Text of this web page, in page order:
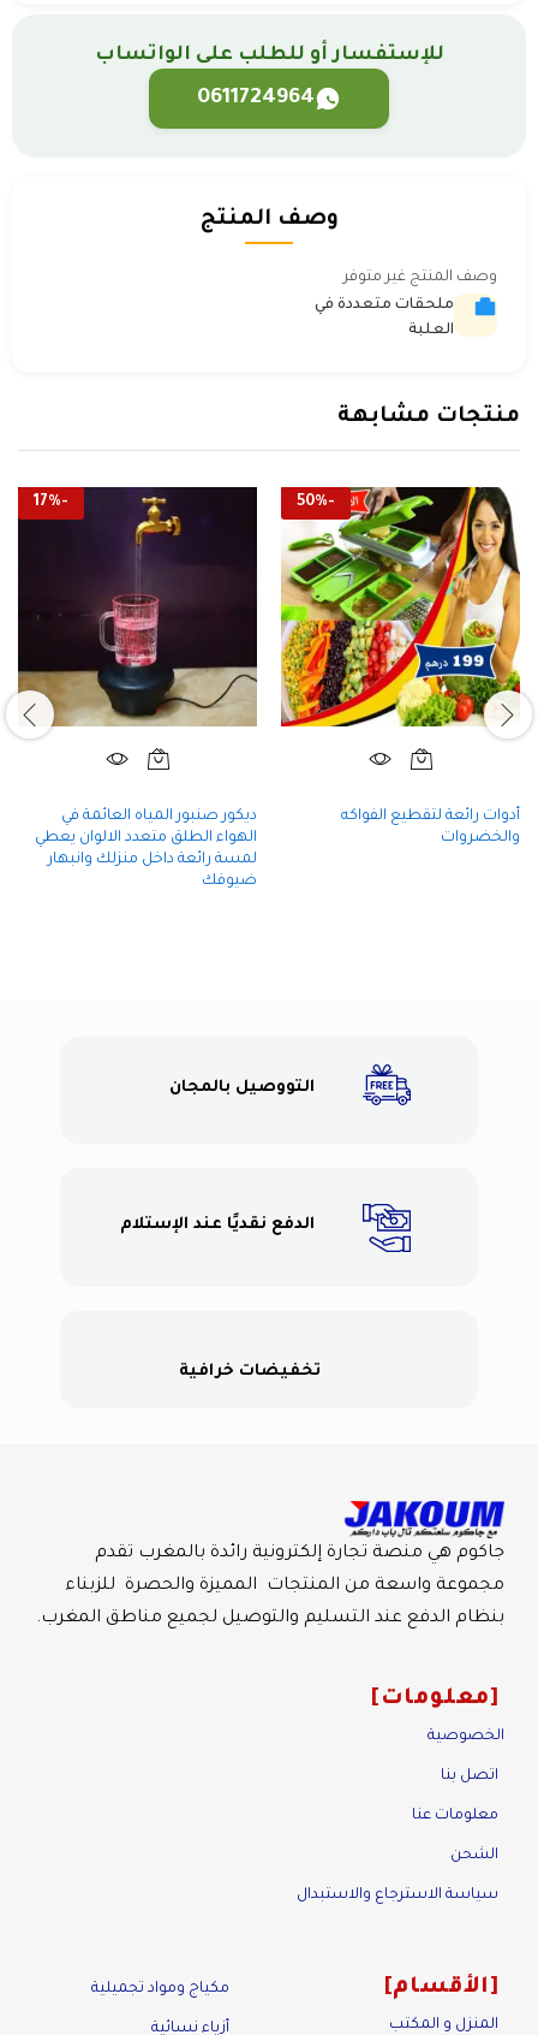
للإستفسار أو للطلب على الواتساب
0611724964
وصف المنتج
وصف المنتج غير متوفر
ملحقات متعددة في
العلبة
منتجات مشابهة
-
50%
أدوات رائعة لتقطيع الفواكه
والخضروات
-
17%
ديكور صنبور المياه العائمة في
الهواء الطلق متعدد الالوان يعطي
لمسة رائعة داخل منزلك وانبهار
ضيوفك
التووصيل بالمجان
الدفع نقديًا عند الإستلام
تخفيضات خرافية
جاكوم هي منصة تجارة إلكترونية رائدة بالمغرب تقدم
مجموعة واسعة من المنتجات المميزة والحصرة للزبناء
بنظام الدفع عند التسليم والتوصيل لجميع مناطق المغرب.
معلومات
الخصوصية
اتصل بنا
معلومات عنا
الشحن
سياسة الاسترجاع والاستبدال
الأقسام
المنزل و المكتب
مكياج ومواد تجميلية
أزياء نسائية